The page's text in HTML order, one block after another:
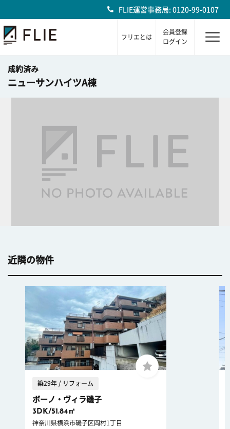
FLIE運営事務局: 0120-99-0107
フリエとは
会員登録
ログイン
成約済み
ニューサンハイツA棟
近隣の物件
築29年 / リフォーム
ボーノ・ヴィラ磯子
3DK/51.84㎡
神奈川県横浜市磯子区岡村1丁目